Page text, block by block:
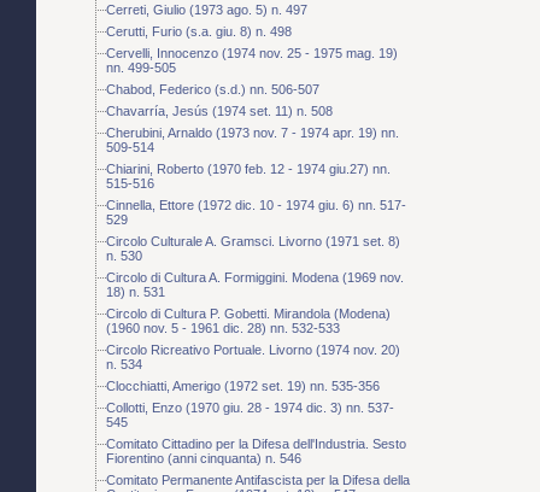
Cerreti, Giulio (1973 ago. 5) n. 497
Cerutti, Furio (s.a. giu. 8) n. 498
Cervelli, Innocenzo (1974 nov. 25 - 1975 mag. 19)
nn. 499-505
Chabod, Federico (s.d.) nn. 506-507
Chavarría, Jesús (1974 set. 11) n. 508
Cherubini, Arnaldo (1973 nov. 7 - 1974 apr. 19) nn.
509-514
Chiarini, Roberto (1970 feb. 12 - 1974 giu.27) nn.
515-516
Cinnella, Ettore (1972 dic. 10 - 1974 giu. 6) nn. 517-
529
Circolo Culturale A. Gramsci. Livorno (1971 set. 8)
n. 530
Circolo di Cultura A. Formiggini. Modena (1969 nov.
18) n. 531
Circolo di Cultura P. Gobetti. Mirandola (Modena)
(1960 nov. 5 - 1961 dic. 28) nn. 532-533
Circolo Ricreativo Portuale. Livorno (1974 nov. 20)
n. 534
Clocchiatti, Amerigo (1972 set. 19) nn. 535-356
Collotti, Enzo (1970 giu. 28 - 1974 dic. 3) nn. 537-
545
Comitato Cittadino per la Difesa dell'Industria. Sesto
Fiorentino (anni cinquanta) n. 546
Comitato Permanente Antifascista per la Difesa della